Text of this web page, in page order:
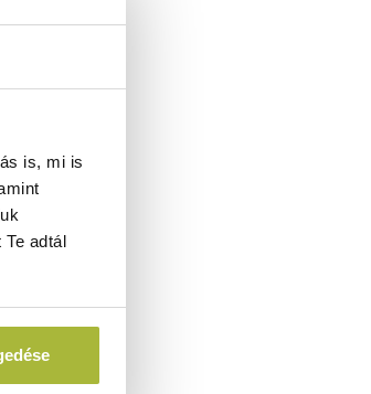
is, mi is
adtál